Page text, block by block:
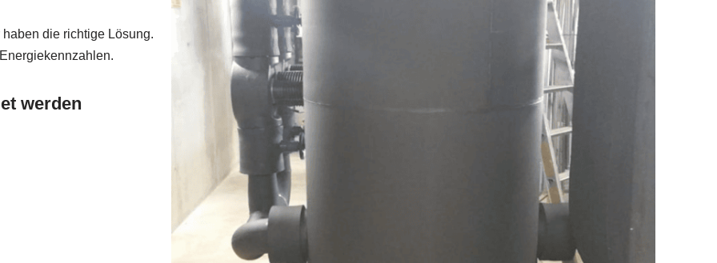
die richtige Lösung.
werden